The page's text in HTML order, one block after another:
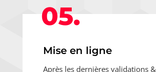
05.
Mise en ligne
Après les dernières validations &